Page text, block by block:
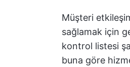
Müşteri
sağlamak için
kontrol listesi
buna göre